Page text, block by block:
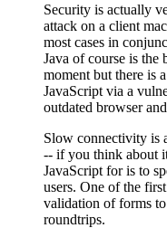
Security is actually
attack on a client
most cases in
Java of course is the
moment but there is
JavaScript via a
outdated browser
Slow connectivity is
-- if you think about
JavaScript for is to
users. One of the
validation of forms
roundtrips.